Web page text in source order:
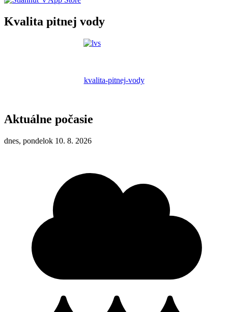
Kvalita pitnej vody
kvalita-pitnej-vody
Aktuálne počasie
dnes, pondelok 10. 8. 2026